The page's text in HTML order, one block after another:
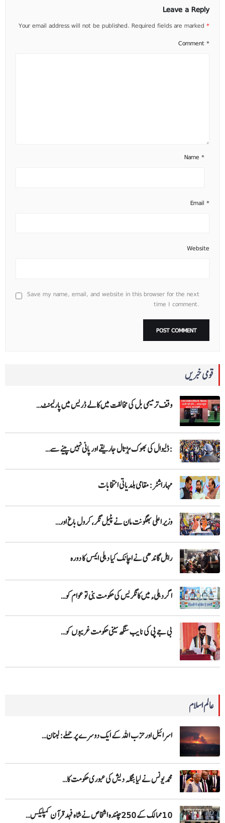
قومی خبریں
وقف ترمیمی بل کی مخالفت میں کالے ڈریس میں پارلیمنٹ…
:ڈلیوال کی بھوک ہڑتال جاریقے اور پانی نہیں پینے سے…
مہاراشٹر: مقامی بلدیاتی انتخابات
وزیر اعلی بھگونت مان نے پٹیل نگر، کرول باغ اور…
راہل گاندھی نے اچانک کیا دہلی ایمس کا دورہ
اگر دہلیء میں کانگریس کی حکومت بنی تو عوام کو…
بی جے پی کی نایب سنگھ سینی حکومت غریبوں کو…
عالم اسلام
اسرائیل اور حزب اللہ کے ایک دوسرے پر حملے: لبنان…
محمد یونس نے لیا بنگلہ دیش کی عبوری حکومت کا…
10 ممالک کے 250چنندہ اشخاص نے شاہ فہد قرآن کمپلیکس…
Leave a Reply
Your email address will not be published. Required fields are marked *
Comment *
Name *
Email *
Website
Save my name, email, and website in this browser for the next
time I comment.